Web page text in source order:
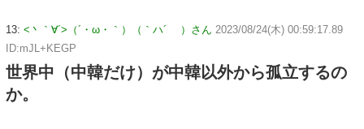
13: <丶｀∀´>（´・ω・｀）（｀ハ´ ）さん 2023/08/24(木) 00:59:17.89
ID:mJL+KEGP
世界中（中韓だけ）が中韓以外から孤立するの
か。